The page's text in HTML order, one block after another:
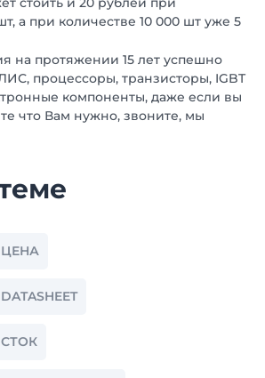
а при количестве 10 000 шт уже 5
на протяжении 15 лет успешно
процессоры, транзисторы, IGBT
компоненты, даже если вы
что Вам нужно, звоните, мы
ЦЕНА
СТОК